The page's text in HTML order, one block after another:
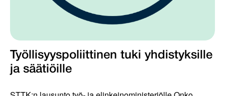
Työllisyyspoliittinen tuki yhdistyksille
ja säätiöille